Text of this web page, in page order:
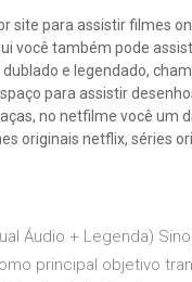
site para assistir filmes
você também pode
e legendado,
para assistir
no netfilme você um
originais netflix, séries
Áudio + Legenda)
principal objetivo